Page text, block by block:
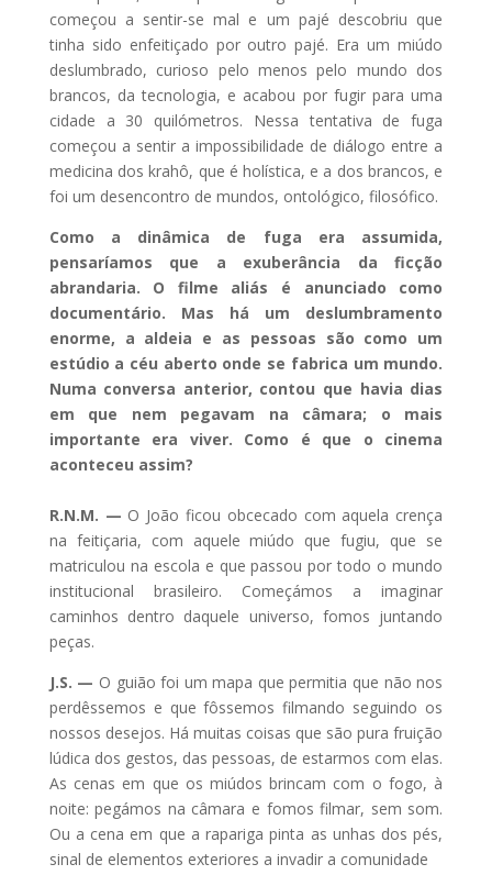
começou a sentir-se mal e um pajé descobriu que
tinha sido enfeitiçado por outro pajé. Era um miúdo
deslumbrado, curioso pelo menos pelo mundo dos
brancos, da tecnologia, e acabou por fugir para uma
cidade a 30 quilómetros. Nessa tentativa de fuga
começou a sentir a impossibilidade de diálogo entre a
medicina dos krahô, que é holística, e a dos brancos, e
foi um desencontro de mundos, ontológico, filosófico.
Como a dinâmica de fuga era assumida,
pensaríamos que a exuberância da ficção
abrandaria. O filme aliás é anunciado como
documentário. Mas há um deslumbramento
enorme, a aldeia e as pessoas são como um
estúdio a céu aberto onde se fabrica um mundo.
Numa conversa anterior, contou que havia dias
em que nem pegavam na câmara; o mais
importante era viver. Como é que o cinema
aconteceu assim?
R.N.M. — O João ficou obcecado com aquela crença
na feitiçaria, com aquele miúdo que fugiu, que se
matriculou na escola e que passou por todo o mundo
institucional brasileiro. Começámos a imaginar
caminhos dentro daquele universo, fomos juntando
peças.
J.S. — O guião foi um mapa que permitia que não nos
perdêssemos e que fôssemos filmando seguindo os
nossos desejos. Há muitas coisas que são pura fruição
lúdica dos gestos, das pessoas, de estarmos com elas.
As cenas em que os miúdos brincam com o fogo, à
noite: pegámos na câmara e fomos filmar, sem som.
Ou a cena em que a rapariga pinta as unhas dos pés,
sinal de elementos exteriores a invadir a comunidade